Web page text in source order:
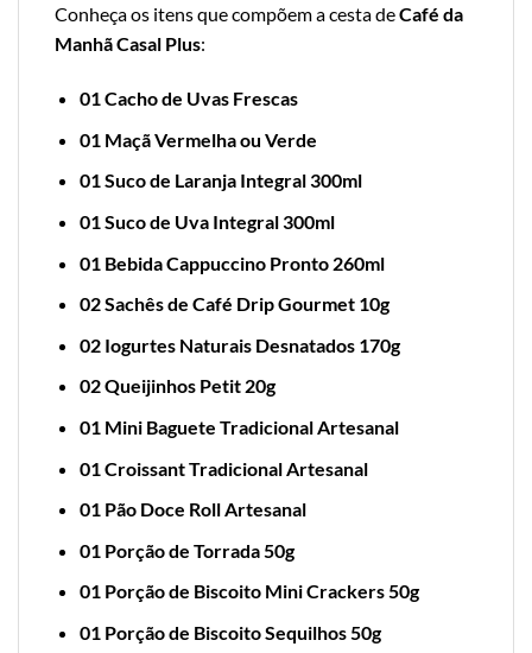
Conheça os itens que compõem a cesta deCafé da
Manhã Casal Plus:
01 Cacho de Uvas Frescas
01 Maçã Vermelha ou Verde
01 Suco de Laranja Integral 300ml
01 Suco de Uva Integral 300ml
01 Bebida Cappuccino Pronto 260ml
02 Sachês de Café Drip Gourmet 10g
02 Iogurtes Naturais Desnatados 170g
02 Queijinhos Petit 20g
01 Mini Baguete Tradicional Artesanal
01 Croissant Tradicional Artesanal
01 Pão Doce Roll Artesanal
01 Porção de Torrada 50g
01 Porção de Biscoito Mini Crackers 50g
01 Porção de Biscoito Sequilhos 50g